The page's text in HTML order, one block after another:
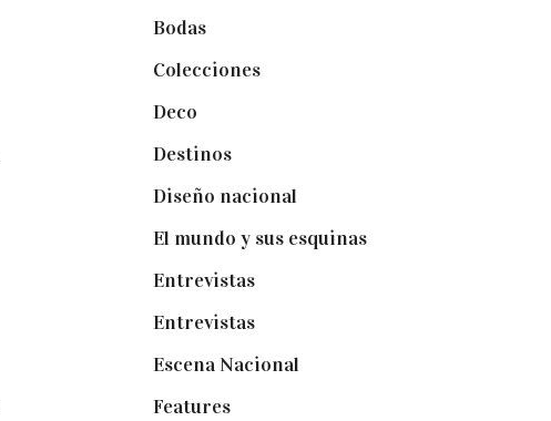
Bodas(73)
Colecciones(22)
Deco
Destinos(6)
Diseño nacional
El mundo y sus esquinas(25)
Entrevistas(36)
Entrevistas(14)
Escena Nacional
Features(29)